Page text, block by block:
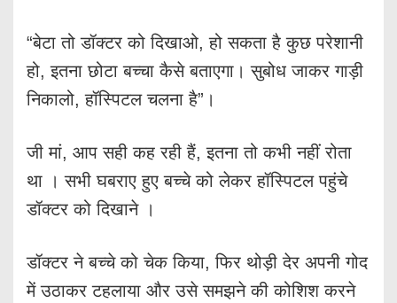
“बेटा तो डॉक्टर को दिखाओ, हो सकता है कुछ परेशानी
हो, इतना छोटा बच्चा कैसे बताएगा। सुबोध जाकर गाड़ी
निकालो, हॉस्पिटल चलना है”।
जी मां, आप सही कह रही हैं, इतना तो कभी नहीं रोता
था । सभी घबराए हुए बच्चे को लेकर हॉस्पिटल पहुंचे
डॉक्टर को दिखाने ।
डॉक्टर ने बच्चे को चेक किया, फिर थोड़ी देर अपनी गोद
में उठाकर टहलाया और उसे समझने की कोशिश करने